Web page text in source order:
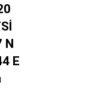
N
E